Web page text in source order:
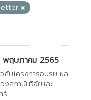
พฤษภาคม 2565
กับโครงการอบรม ผล
งสถาบันวิจัยและ
ร์